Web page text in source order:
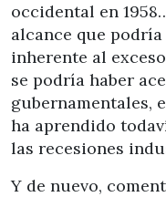
occidental en
alcance que
inherente al
se podría haber
gubernamentales,
ha aprendido
las recesiones
Y de nuevo,